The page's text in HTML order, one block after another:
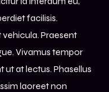
facilisis.
Praesent
Vivamus tempor
at lectus. Phasellus
laoreet non